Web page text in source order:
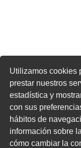
Utilizamos cookies
prestar nuestros
estadística y
con sus
hábitos de
información sobre
cómo cambiar la